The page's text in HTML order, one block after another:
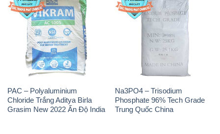
PAC – Polyaluminium
Chloride Trắng Aditya Birla
Grasim New 2022 Ấn Độ India
Na3PO4 – Trisodium
Phosphate 96% Tech Grade
Trung Quốc China